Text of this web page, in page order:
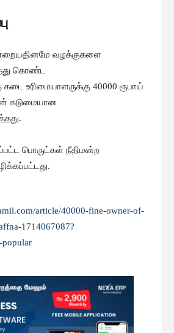
வழக்குகளை
கொண்ட
உரிமையாளருக்கு 40000 ரூபாய்
கடுமையான
பொருட்கள் நீதிமன்ற
article/40000-fine-owner-of-
1714067087?
popular